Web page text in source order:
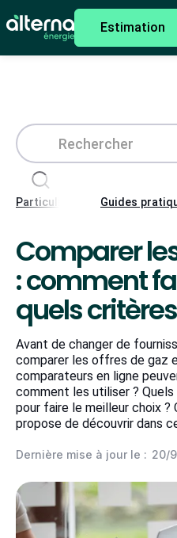
Estimation
Particuliers Guides
Comparer
: comment
quels
Avant de changer de
comparer les offres de gaz
comparateurs en ligne
comment les utiliser ?
pour faire le meilleur choix ?
propose de découvrir dans
Dernière mise à jour le : 20/